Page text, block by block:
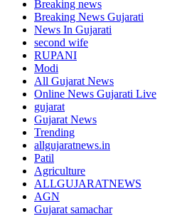
Breaking news
Breaking News Gujarati
News In Gujarati
second wife
RUPANI
Modi
All Gujarat News
Online News Gujarati Live
gujarat
Gujarat News
Trending
allgujaratnews.in
Patil
Agriculture
ALLGUJARATNEWS
AGN
Gujarat samachar